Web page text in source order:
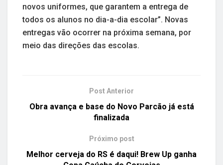
novos uniformes, que garantem a entrega de
todos os alunos no dia-a-dia escolar”. Novas
entregas vão ocorrer na próxima semana, por
meio das direções das escolas.
Post Anterior
Obra avança e base do Novo Parcão já está
finalizada
Próximo post
Melhor cerveja do RS é daqui! Brew Up ganha